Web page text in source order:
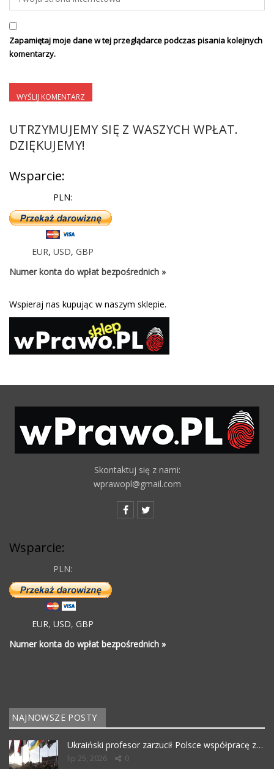
Zapamiętaj moje dane w tej przeglądarce podczas pisania kolejnych
komentarzy.
UTRZYMUJEMY SIĘ Z WASZYCH WPŁAT.
DZIĘKUJEMY!
Wsparcie:
PLN:
EUR, USD, GBP
Numer konta do wpłat bezpośrednich »
Wspieraj nas kupując w naszym sklepie.
Skontaktuj się z nami:
wprawopl@gmail.com
Wsparcie:
PLN:
EUR, USD, GBP
Numer konta do wpłat bezpośrednich »
NAJNOWSZE POSTY
Ukraiński profesor zarzucił Polsce współpracę z…
lip 25, 2026 0